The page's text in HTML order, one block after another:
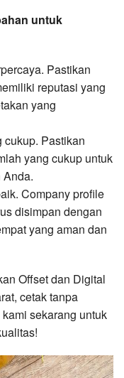
untuk
Pastikan
reputasi yang
yang
cukup. Pastikan
yang cukup untuk
Company profile
disimpan dengan
yang aman dan
Offset dan Digital
cetak tanpa
sekarang untuk